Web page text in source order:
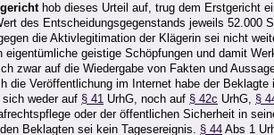
hob dieses Urteil auf, trug dem Erstgericht
des Entscheidungsgegenstands jeweils 52.000
die Aktivlegitimation der Klägerin sei nicht
eigentümliche geistige Schöpfungen und damit
zwar auf die Wiedergabe von Fakten und
die Veröffentlichung im Internet habe der
weder auf § 41 UrhG, noch auf § 42c UrhG, §
oder der öffentlichen Sicherheit in
Beklagten sei kein Tagesereignis. § 44 Abs 1